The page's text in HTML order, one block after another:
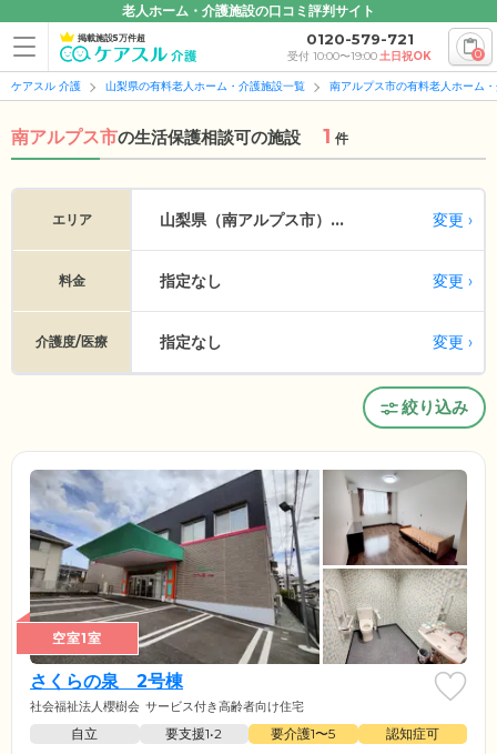
老人ホーム・介護施設の口コミ評判サイト
掲載施設5万件超 0120-579-721
受付 10:00〜19:00土日祝OK 0
ケアスル 介護 山梨県の有料老人ホーム・介護施設一覧 南アルプス市の有料老人ホーム
南アルプス市の生活保護相談可の施設 1 件
エリア 山梨県（南アルプス市）... 変更
料金 指定なし 変更
介護度/医療 指定なし 変更
絞り込み
空室1室
さくらの泉 2号棟
社会福祉法人櫻樹会 サービス付き高齢者向け住宅
自立 要支援1•2 要介護1〜5
認知症可